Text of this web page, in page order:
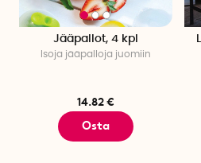
Jääpallot, 4 kpl
Isoja jääpalloja juomiin
14.82 €
Osta